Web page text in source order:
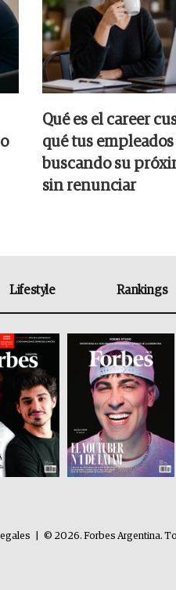
Qué es el career
qué tus
buscando su
sin renunciar
Lifestyle Rankings
© 2026. Forbes Argentina.